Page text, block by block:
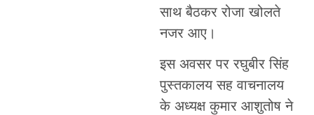
साथ बैठकर रोजा खोलते
नजर आए।
इस अवसर पर रघुबीर सिंह
पुस्तकालय सह वाचनालय
के अध्यक्ष कुमार आशुतोष ने